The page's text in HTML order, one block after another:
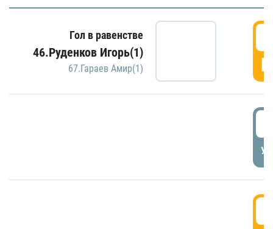
Гол в равенстве
46.Руденков Игорь(1)
67.Гараев Амир(1)